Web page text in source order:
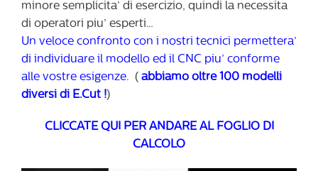
minore semplicita’ di esercizio, quindi la necessita
di operatori piu’ esperti…
Un veloce confronto con i nostri tecnici permettera’
di individuare il modello ed il CNC piu’ conforme
alle vostre esigenze. ( abbiamo oltre 100 modelli
diversi di E.Cut !)
CLICCATE QUI PER ANDARE AL FOGLIO DI
CALCOLO